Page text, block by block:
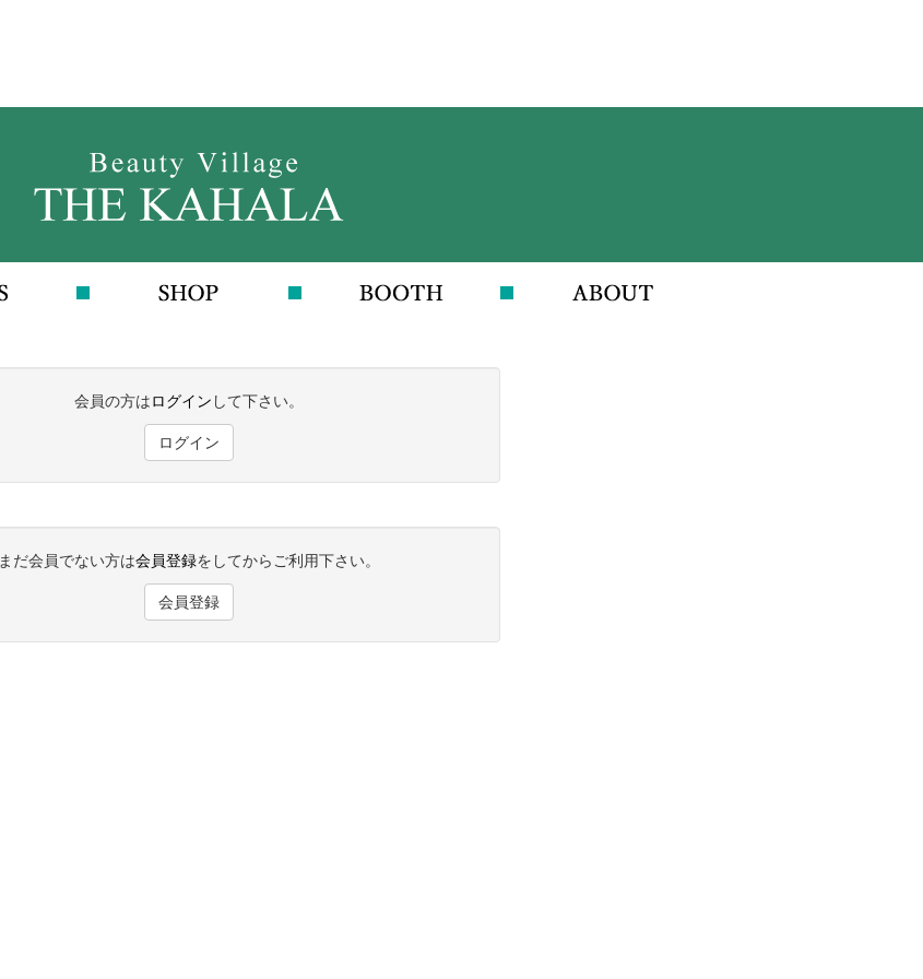
会員の方はログイン して下さい。
ログイン
まだ会員でない方は会員登録をしてからご利用下さい。
会員登録